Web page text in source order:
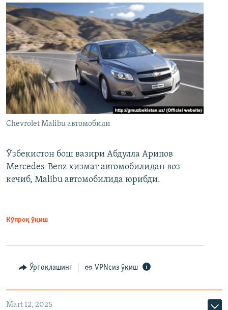
Chevrolet Malibu автомобили
Ўзбекистон бош вазири Абдулла Арипов
Mercedes-Benz хизмат автомобилидан воз
кечиб, Malibu автомобилида юрибди.
Кўпроқ ўқиш
Ўртоқлашинг VPNсиз ўқиш
Mart 12, 2025